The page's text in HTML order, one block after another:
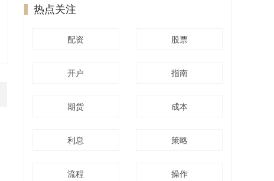
热点关注
配资 股票
开户 指南
期货 成本
利息 策略
流程 操作